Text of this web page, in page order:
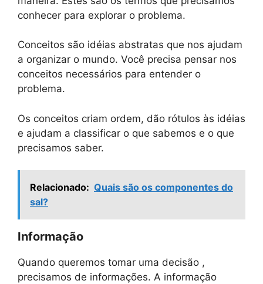
conhecer para explorar o problema.
Conceitos são idéias abstratas que nos ajudam
a organizar o mundo. Você precisa pensar nos
conceitos necessários para entender o
problema.
Os conceitos criam ordem, dão rótulos às idéias
e ajudam a classificar o que sabemos e o que
precisamos saber.
Relacionado: Quais são os componentes do
sal?
Informação
Quando queremos tomar uma decisão ,
precisamos de informações. A informação